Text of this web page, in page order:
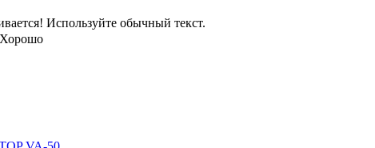
Используйте обычный текст.
Хорошо